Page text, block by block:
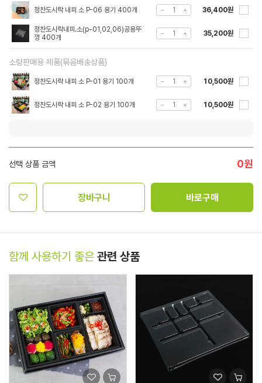
정찬도시락 내피 소 P-06 용기 400개 36,400원
정찬도시락내피.소(p-01,02,06)공용뚜
껑 400개
35,200원
소량판매용 제품(묶음배송상품)
정찬도시락 내피 소 P-01 용기 100개 10,500원
정찬도시락 내피 소 P-02 용기 100개 10,500원
선택 상품 금액 0원
장바구니 바로구매
함께 사용하기 좋은 관련 상품